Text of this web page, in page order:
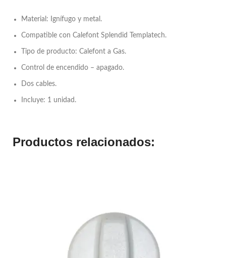
Material: Ignífugo y metal.
Compatible con Calefont Splendid Templatech.
Tipo de producto: Calefont a Gas.
Control de encendido – apagado.
Dos cables.
Incluye: 1 unidad.
Productos relacionados: